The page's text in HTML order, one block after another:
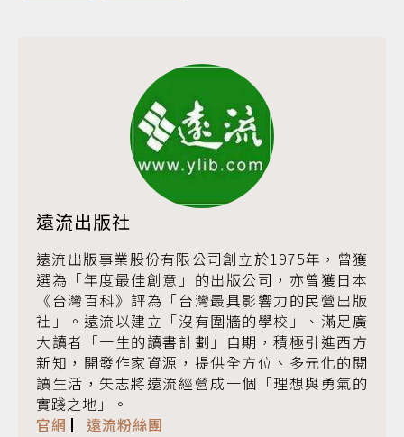
遠流出版社
遠流出版事業股份有限公司創立於1975年，曾獲
選為「年度最佳創意」的出版公司，亦曾獲日本
《台灣百科》評為「台灣最具影響力的民營出版
社」。遠流以建立「沒有圍牆的學校」、滿足廣
大讀者「一生的讀書計劃」自期，積極引進西方
新知，開發作家資源，提供全方位、多元化的閱
讀生活，矢志將遠流經營成一個「理想與勇氣的
實踐之地」。
官網 ▏ 遠流粉絲團